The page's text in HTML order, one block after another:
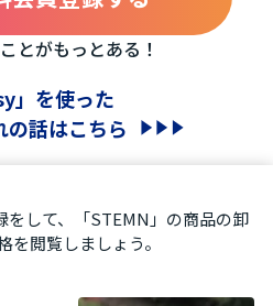
とがもっとある！
」を使った
の話はこちら
をして、「STEMN」の商品の卸
を閲覧しましょう。